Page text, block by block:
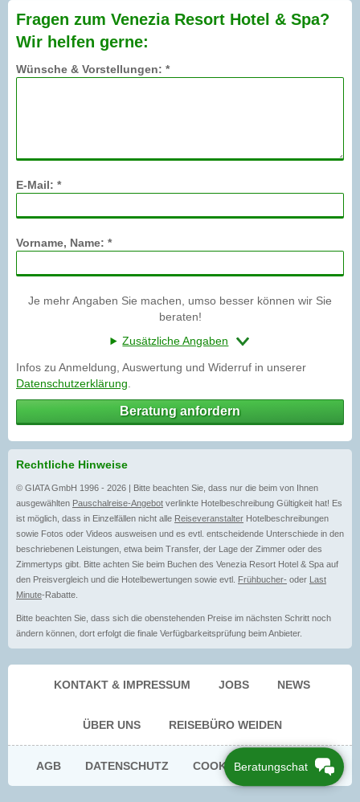
Fragen zum Venezia Resort Hotel & Spa?
Wir helfen gerne:
Wünsche & Vorstellungen: *
E-Mail: *
Vorname, Name: *
Je mehr Angaben Sie machen, umso besser können wir Sie
beraten!
Zusätzliche Angaben
Infos zu Anmeldung, Auswertung und Widerruf in unserer
Datenschutzerklärung
Beratung anfordern
Rechtliche Hinweise
© GIATA GmbH 1996 - 2026 | Bitte beachten Sie, dass nur die beim von Ihnen
ausgewählten Pauschalreise-Angebot verlinkte Hotelbeschreibung Gültigkeit hat! Es
ist möglich, dass in Einzelfällen nicht alle Reiseveranstalter Hotelbeschreibungen
sowie Fotos oder Videos ausweisen und es evtl. entscheidende Unterschiede in den
beschriebenen Leistungen, etwa beim Transfer, der Lage der Zimmer oder des
Zimmertyps gibt. Bitte achten Sie beim Buchen des Venezia Resort Hotel & Spa auf
den Preisvergleich und die Hotelbewertungen sowie evtl. Frühbucher- oder Last
Minute-Rabatte.
Bitte beachten Sie, dass sich die obenstehenden Preise im nächsten Schritt noch
ändern können, dort erfolgt die finale Verfügbarkeitsprüfung beim Anbieter.
KONTAKT & IMPRESSUM JOBS NEWS
ÜBER UNS REISEBÜRO WEIDEN
AGB DATENSCHUTZ COOKIE EINWILLIGUNG
Beratungschat